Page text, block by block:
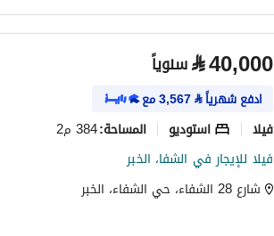
⃁40,000 سنوياً
ادفع شهرياً⃁
3,567مع
فیلا استوديو المساحة:384 م2
فيلا للإيجار في الشفا، الخبر
شارع 28 الشفاء، حي الشفاء، الخبر